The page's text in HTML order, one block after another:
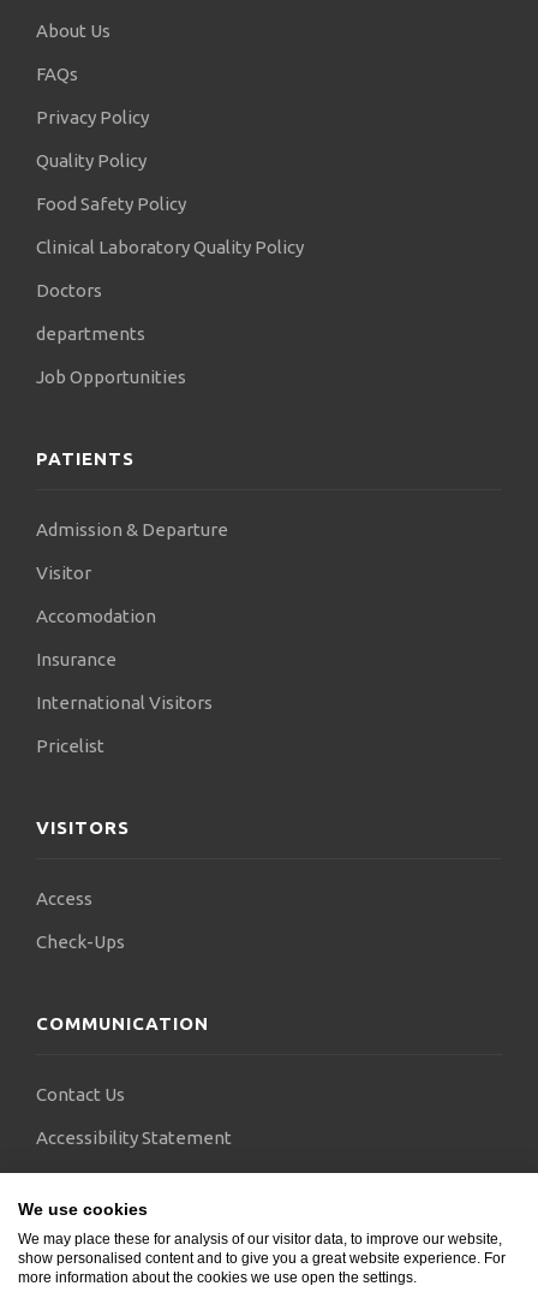
About Us
FAQs
Privacy Policy
Quality Policy
Food Safety Policy
Clinical Laboratory Quality Policy
Doctors
departments
Job Opportunities
PATIENTS
Admission & Departure
Visitor
Accomodation
Insurance
International Visitors
Pricelist
VISITORS
Access
Check-Ups
COMMUNICATION
Contact Us
Accessibility Statement
We use cookies
We may place these for analysis of our visitor data, to improve our website,
show personalised content and to give you a great website experience. For
more information about the cookies we use open the settings.